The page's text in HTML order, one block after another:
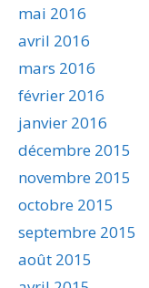
mai 2016
avril 2016
mars 2016
février 2016
janvier 2016
décembre 2015
novembre 2015
octobre 2015
septembre 2015
août 2015